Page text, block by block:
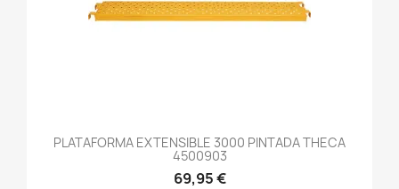
PLATAFORMA EXTENSIBLE 3000 PINTADA THECA
4500903
69,95 €